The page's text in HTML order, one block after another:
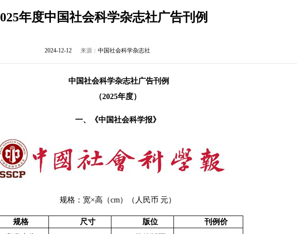
年度中国社会科学杂志社广告刊例
2024-12-12 来源： 中国社会科学杂志社
中国社会科学杂志社广告刊例
（2025年度）
一、《中国社会科学报》
规格：宽×高（cm）（人民币 元）
规格 尺寸 版位
刊例价